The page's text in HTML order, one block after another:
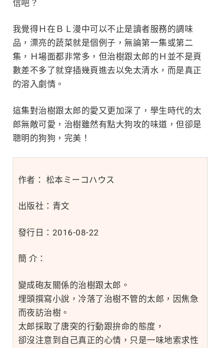
信吧？
我覺得Ｈ在ＢＬ漫中可以不止是讀者服務的調味
品，漂亮的蔬菜就是個例子，無論第一集或第二
集，Ｈ場面都非常多，但治樹跟太郎的Ｈ並不是頁
數差不多了就穿插幾頁進去以免太清水，而是真正
的溶入劇情。
這集對治樹跟太郎的愛又更加深了，學生時代的太
郎無敵可愛，治樹雖然有點大狗攻的味道，但卻是
聰明的狗狗，完美！
作者： 松本ミーコハウス
出版社：青文
發行日：2016-08-22
簡 介：
變成砲友關係的治樹跟太郎。
埋頭撰寫小說，冷落了治樹不管的太郎，因焦急
而夜訪治樹。
太郎採取了唐突的行動跟拚命的態度，
卻沒注意到自己真正的心情，只是一味地索求性